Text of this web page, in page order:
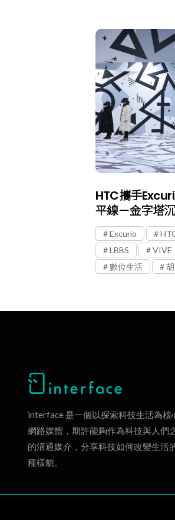
HTC攜手
平線－金字塔
Excurio
LBBS
VIVE
數位生活
interface 是一個以探索科技生活為核
網路媒體，期許能夠作為科技與人們
的溝通媒介，分享科技如何改變生活
種樣貌。